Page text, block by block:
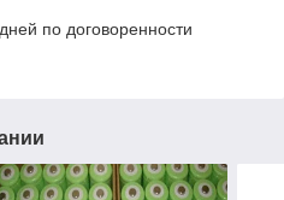
по договоренности